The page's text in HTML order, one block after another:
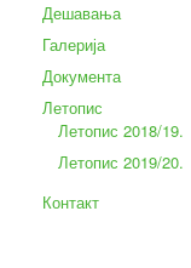
Дешавања
Галерија
Документа
Летопис
Летопис 2018/19.
Летопис 2019/20.
Контакт